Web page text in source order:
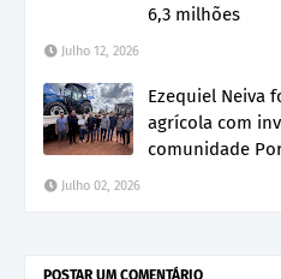
6,3 milhões
Julho 12, 2026
Ezequiel Neiva
agrícola com
comunidade
Julho 02, 2026
POSTAR UM COMENTÁRIO